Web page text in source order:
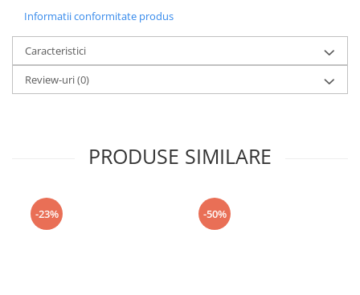
Informatii conformitate produs
Caracteristici
Review-uri(0)
PRODUSE SIMILARE
-23% -50%